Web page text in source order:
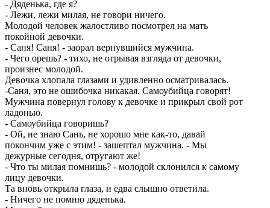
- Дяденька, где я?
- Лежи, лежи милая, не говори ничего.
Молодой человек жалостливо посмотрел на мать
покойной девочки.
- Саня! Саня! - заорал вернувшийся мужчина.
- Чего орешь? - тихо, не отрывая взгляда от девочки,
произнес молодой.
Девочка хлопала глазами и удивленно осматривалась.
-Саня, это не ошибочка никакая. Самоубийца говорят!
Мужчина повернул голову к девочке и прикрыл свой рот
ладонью.
- Самоубийца говоришь?
- Ой, не знаю Сань, не хорошо мне как-то, давай
покончим уже с этим! - зашептал мужчина. - Мы
дежурные сегодня, отругают же!
- Что ты милая помнишь? - молодой склонился к самому
лицу девочки.
Та вновь открыла глаза, и едва слышно ответила.
- Ничего не помню дяденька.